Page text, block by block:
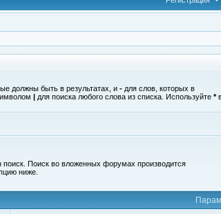
должны быть в результатах, и - для слов, которых в
| для поиска любого слова из списка. Используйте *
Поиск во вложенных форумах производится
ниже.